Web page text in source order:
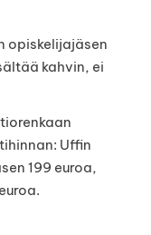
opiskelijajäsen
kahvin, ei
Uffin
199 euroa,